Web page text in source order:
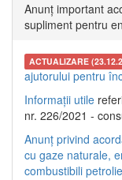
Anunț important
supliment pentru
ACTUALIZARE
ajutorului pentru
Informații utile
nr. 226/2021 -
Anunț privind
cu gaze naturale,
combustibili